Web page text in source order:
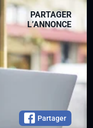
PARTAGER
L’ANNONCE
Partager